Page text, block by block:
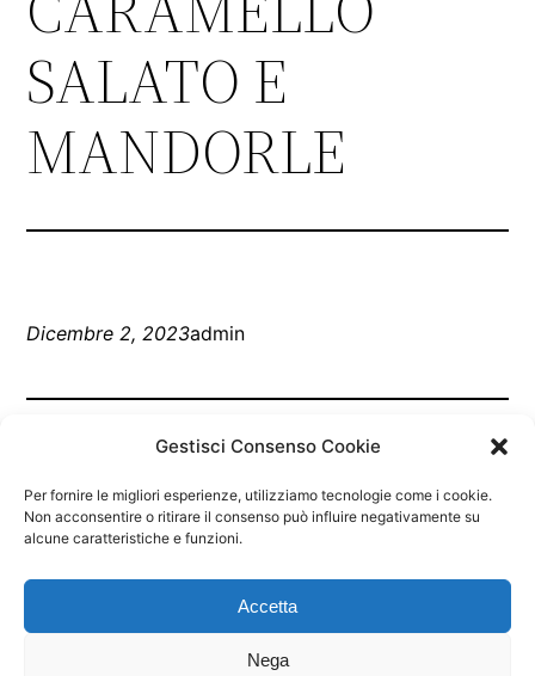
Gestisci Consenso Cookie
Per fornire le migliori esperienze, utilizziamo tecnologie come i cookie.
Non acconsentire o ritirare il consenso può influire negativamente su
alcune caratteristiche e funzioni.
Accetta
Nega
SALATO E
MANDORLE
Dicembre 2, 2023admin